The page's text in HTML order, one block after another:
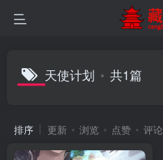
天使计划 共1篇
排序 更新 浏览 点赞 评论